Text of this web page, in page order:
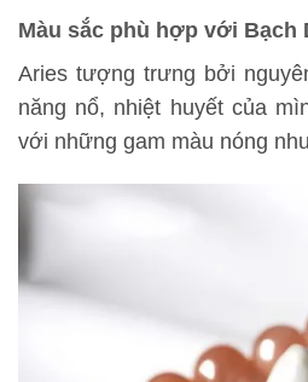
Màu sắc phù hợp với Bạch
Aries tượng trưng bởi
năng nổ, nhiệt huyết của
với những gam màu nóng